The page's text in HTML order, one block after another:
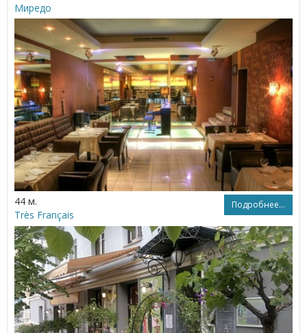
Миредо
44 м. Подробнее...
Très Français